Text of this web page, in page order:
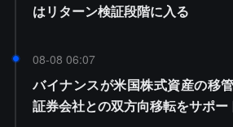
はリターン検証段階に入る
08-08 06:07
バイナンスが米国株式資産の移
証券会社との双方向移転をサポー